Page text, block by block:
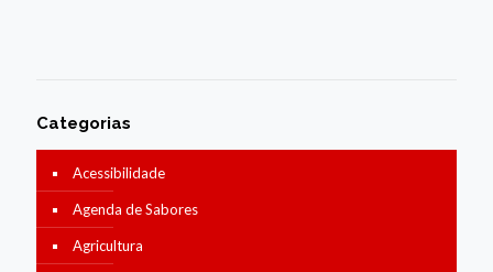
Categorias
Acessibilidade
Agenda de Sabores
Agricultura